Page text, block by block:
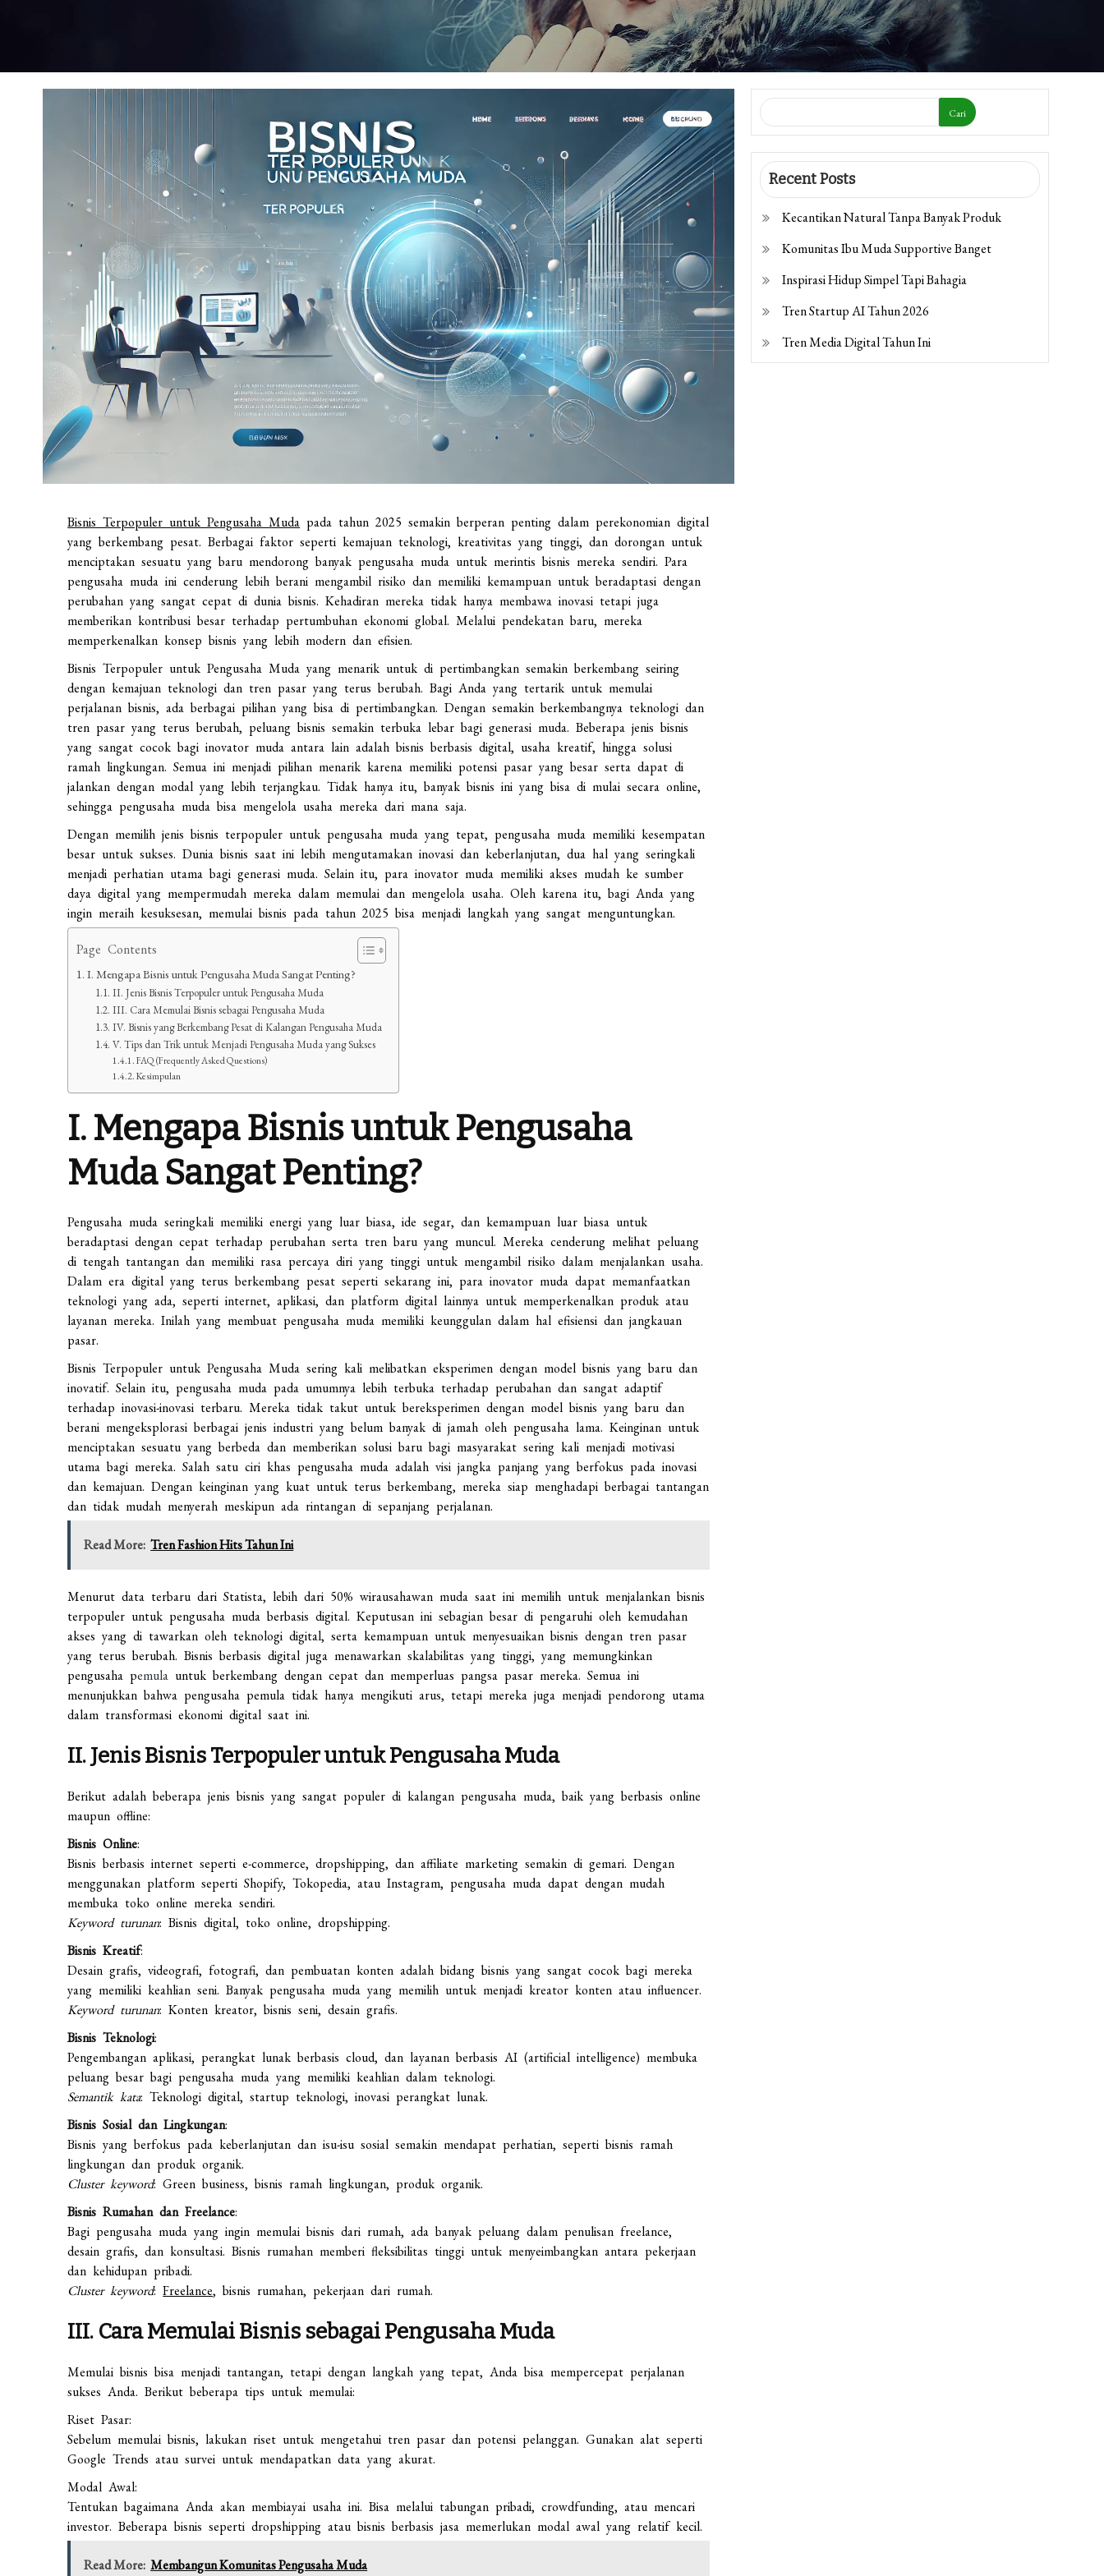
Bisnis Terpopuler untuk Pengusaha Muda pada tahun 2025 semakin berperan penting dalam perekonomian digital
yang berkembang pesat. Berbagai faktor seperti kemajuan teknologi, kreativitas yang tinggi, dan dorongan untuk
menciptakan sesuatu yang baru mendorong banyak pengusaha muda untuk merintis bisnis mereka sendiri. Para
pengusaha muda ini cenderung lebih berani mengambil risiko dan memiliki kemampuan untuk beradaptasi dengan
perubahan yang sangat cepat di dunia bisnis. Kehadiran mereka tidak hanya membawa inovasi tetapi juga
memberikan kontribusi besar terhadap pertumbuhan ekonomi global. Melalui pendekatan baru, mereka
memperkenalkan konsep bisnis yang lebih modern dan efisien.
Bisnis Terpopuler untuk Pengusaha Muda yang menarik untuk di pertimbangkan semakin berkembang seiring
dengan kemajuan teknologi dan tren pasar yang terus berubah. Bagi Anda yang tertarik untuk memulai
perjalanan bisnis, ada berbagai pilihan yang bisa di pertimbangkan. Dengan semakin berkembangnya teknologi dan
tren pasar yang terus berubah, peluang bisnis semakin terbuka lebar bagi generasi muda. Beberapa jenis bisnis
yang sangat cocok bagi inovator muda antara lain adalah bisnis berbasis digital, usaha kreatif, hingga solusi
ramah lingkungan. Semua ini menjadi pilihan menarik karena memiliki potensi pasar yang besar serta dapat di
jalankan dengan modal yang lebih terjangkau. Tidak hanya itu, banyak bisnis ini yang bisa di mulai secara online,
sehingga pengusaha muda bisa mengelola usaha mereka dari mana saja.
Dengan memilih jenis bisnis terpopuler untuk pengusaha muda yang tepat, pengusaha muda memiliki kesempatan
besar untuk sukses. Dunia bisnis saat ini lebih mengutamakan inovasi dan keberlanjutan, dua hal yang seringkali
menjadi perhatian utama bagi generasi muda. Selain itu, para inovator muda memiliki akses mudah ke sumber
daya digital yang mempermudah mereka dalam memulai dan mengelola usaha. Oleh karena itu, bagi Anda yang
ingin meraih kesuksesan, memulai bisnis pada tahun 2025 bisa menjadi langkah yang sangat menguntungkan.
Page Contents
I. Mengapa Bisnis untuk Pengusaha Muda Sangat Penting?
II. Jenis Bisnis Terpopuler untuk Pengusaha Muda
III. Cara Memulai Bisnis sebagai Pengusaha Muda
IV. Bisnis yang Berkembang Pesat di Kalangan Pengusaha Muda
V. Tips dan Trik untuk Menjadi Pengusaha Muda yang Sukses
FAQ (Frequently Asked Questions)
Kesimpulan
I. Mengapa Bisnis untuk Pengusaha
Muda Sangat Penting?
Pengusaha muda seringkali memiliki energi yang luar biasa, ide segar, dan kemampuan luar biasa untuk
beradaptasi dengan cepat terhadap perubahan serta tren baru yang muncul. Mereka cenderung melihat peluang
di tengah tantangan dan memiliki rasa percaya diri yang tinggi untuk mengambil risiko dalam menjalankan usaha.
Dalam era digital yang terus berkembang pesat seperti sekarang ini, para inovator muda dapat memanfaatkan
teknologi yang ada, seperti internet, aplikasi, dan platform digital lainnya untuk memperkenalkan produk atau
layanan mereka. Inilah yang membuat pengusaha muda memiliki keunggulan dalam hal efisiensi dan jangkauan
pasar.
Bisnis Terpopuler untuk Pengusaha Muda sering kali melibatkan eksperimen dengan model bisnis yang baru dan
inovatif. Selain itu, pengusaha muda pada umumnya lebih terbuka terhadap perubahan dan sangat adaptif
terhadap inovasi-inovasi terbaru. Mereka tidak takut untuk bereksperimen dengan model bisnis yang baru dan
berani mengeksplorasi berbagai jenis industri yang belum banyak di jamah oleh pengusaha lama. Keinginan untuk
menciptakan sesuatu yang berbeda dan memberikan solusi baru bagi masyarakat sering kali menjadi motivasi
utama bagi mereka. Salah satu ciri khas pengusaha muda adalah visi jangka panjang yang berfokus pada inovasi
dan kemajuan. Dengan keinginan yang kuat untuk terus berkembang, mereka siap menghadapi berbagai tantangan
dan tidak mudah menyerah meskipun ada rintangan di sepanjang perjalanan.
Read More: Tren Fashion Hits Tahun Ini
Menurut data terbaru dari Statista, lebih dari 50% wirausahawan muda saat ini memilih untuk menjalankan bisnis
terpopuler untuk pengusaha muda berbasis digital. Keputusan ini sebagian besar di pengaruhi oleh kemudahan
akses yang di tawarkan oleh teknologi digital, serta kemampuan untuk menyesuaikan bisnis dengan tren pasar
yang terus berubah. Bisnis berbasis digital juga menawarkan skalabilitas yang tinggi, yang memungkinkan
pengusaha pemula untuk berkembang dengan cepat dan memperluas pangsa pasar mereka. Semua ini
menunjukkan bahwa pengusaha pemula tidak hanya mengikuti arus, tetapi mereka juga menjadi pendorong utama
dalam transformasi ekonomi digital saat ini.
II. Jenis Bisnis Terpopuler untuk Pengusaha Muda
Berikut adalah beberapa jenis bisnis yang sangat populer di kalangan pengusaha muda, baik yang berbasis online
maupun offline:
Bisnis Online:
Bisnis berbasis internet seperti e-commerce, dropshipping, dan affiliate marketing semakin di gemari. Dengan
menggunakan platform seperti Shopify, Tokopedia, atau Instagram, pengusaha muda dapat dengan mudah
membuka toko online mereka sendiri.
Keyword turunan: Bisnis digital, toko online, dropshipping.
Bisnis Kreatif:
Desain grafis, videografi, fotografi, dan pembuatan konten adalah bidang bisnis yang sangat cocok bagi mereka
yang memiliki keahlian seni. Banyak pengusaha muda yang memilih untuk menjadi kreator konten atau influencer.
Keyword turunan: Konten kreator, bisnis seni, desain grafis.
Bisnis Teknologi:
Pengembangan aplikasi, perangkat lunak berbasis cloud, dan layanan berbasis AI (artificial intelligence) membuka
peluang besar bagi pengusaha muda yang memiliki keahlian dalam teknologi.
Semantik kata: Teknologi digital, startup teknologi, inovasi perangkat lunak.
Bisnis Sosial dan Lingkungan:
Bisnis yang berfokus pada keberlanjutan dan isu-isu sosial semakin mendapat perhatian, seperti bisnis ramah
lingkungan dan produk organik.
Cluster keyword: Green business, bisnis ramah lingkungan, produk organik.
Bisnis Rumahan dan Freelance:
Bagi pengusaha muda yang ingin memulai bisnis dari rumah, ada banyak peluang dalam penulisan freelance,
desain grafis, dan konsultasi. Bisnis rumahan memberi fleksibilitas tinggi untuk menyeimbangkan antara pekerjaan
dan kehidupan pribadi.
Cluster keyword:Freelance, bisnis rumahan, pekerjaan dari rumah.
III. Cara Memulai Bisnis sebagai Pengusaha Muda
Memulai bisnis bisa menjadi tantangan, tetapi dengan langkah yang tepat, Anda bisa mempercepat perjalanan
sukses Anda. Berikut beberapa tips untuk memulai:
Riset Pasar:
Sebelum memulai bisnis, lakukan riset untuk mengetahui tren pasar dan potensi pelanggan. Gunakan alat seperti
Google Trends atau survei untuk mendapatkan data yang akurat.
Modal Awal:
Tentukan bagaimana Anda akan membiayai usaha ini. Bisa melalui tabungan pribadi, crowdfunding, atau mencari
investor. Beberapa bisnis seperti dropshipping atau bisnis berbasis jasa memerlukan modal awal yang relatif kecil.
Read More: Membangun Komunitas Pengusaha Muda
Cari
Recent Posts
Kecantikan Natural Tanpa Banyak Produk
Komunitas Ibu Muda Supportive Banget
Inspirasi Hidup Simpel Tapi Bahagia
Tren Startup AI Tahun 2026
Tren Media Digital Tahun Ini